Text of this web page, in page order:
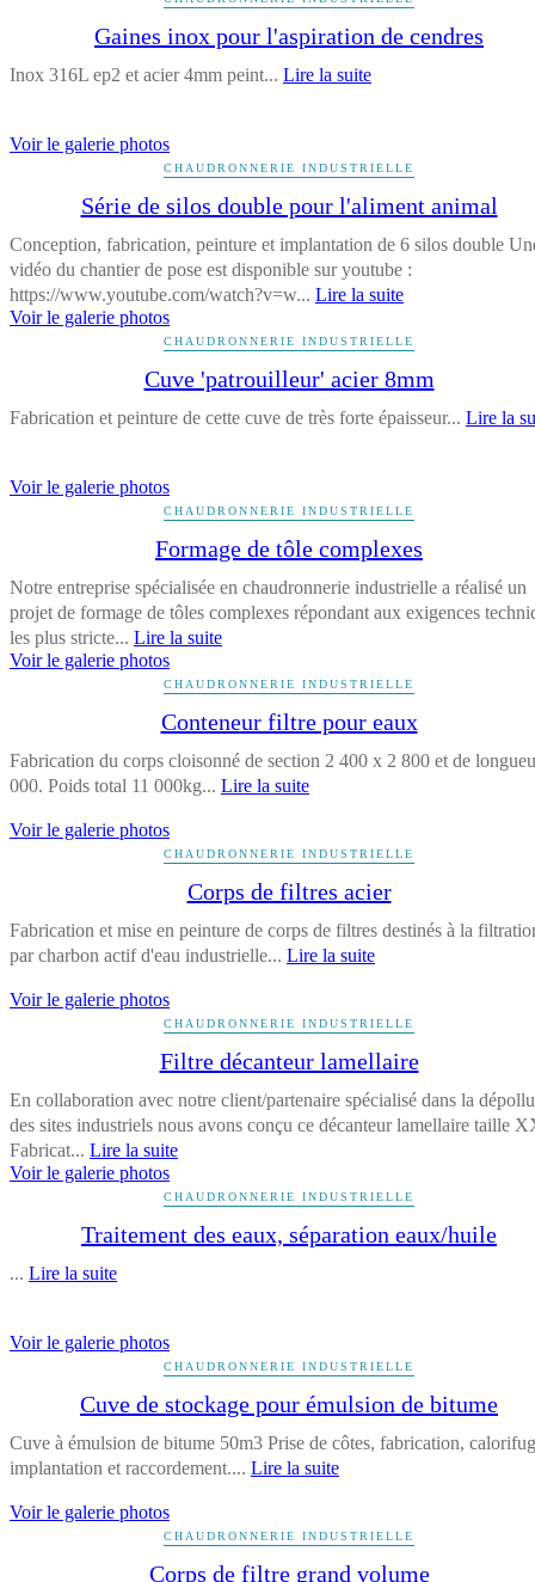
Gaines inox pour l'aspiration de cendres
Inox 316L ep2 et acier 4mm peint... Lire la suite
Voir le galerie photos
CHAUDRONNERIE INDUSTRIELLE
Série de silos double pour l'aliment animal
Conception, fabrication, peinture et implantation de 6 silos double
vidéo du chantier de pose est disponible sur youtube :
https://www.youtube.com/watch?v=w... Lire la suite
Voir le galerie photos
CHAUDRONNERIE INDUSTRIELLE
Cuve 'patrouilleur' acier 8mm
Fabrication et peinture de cette cuve de très forte épaisseur... Lire la
Voir le galerie photos
CHAUDRONNERIE INDUSTRIELLE
Formage de tôle complexes
Notre entreprise spécialisée en chaudronnerie industrielle a réalisé un
projet de formage de tôles complexes répondant aux exigences
les plus stricte... Lire la suite
Voir le galerie photos
CHAUDRONNERIE INDUSTRIELLE
Conteneur filtre pour eaux
Fabrication du corps cloisonné de section 2 400 x 2 800 et de
000. Poids total 11 000kg... Lire la suite
Voir le galerie photos
CHAUDRONNERIE INDUSTRIELLE
Corps de filtres acier
Fabrication et mise en peinture de corps de filtres destinés à la
par charbon actif d'eau industrielle... Lire la suite
Voir le galerie photos
CHAUDRONNERIE INDUSTRIELLE
Filtre décanteur lamellaire
En collaboration avec notre client/partenaire spécialisé dans la
des sites industriels nous avons conçu ce décanteur lamellaire taille
Fabricat... Lire la suite
Voir le galerie photos
CHAUDRONNERIE INDUSTRIELLE
Traitement des eaux, séparation eaux/huile
... Lire la suite
Voir le galerie photos
CHAUDRONNERIE INDUSTRIELLE
Cuve de stockage pour émulsion de bitume
Cuve à émulsion de bitume 50m3 Prise de côtes, fabrication,
implantation et raccordement.... Lire la suite
Voir le galerie photos
CHAUDRONNERIE INDUSTRIELLE
Corps de filtre grand volume